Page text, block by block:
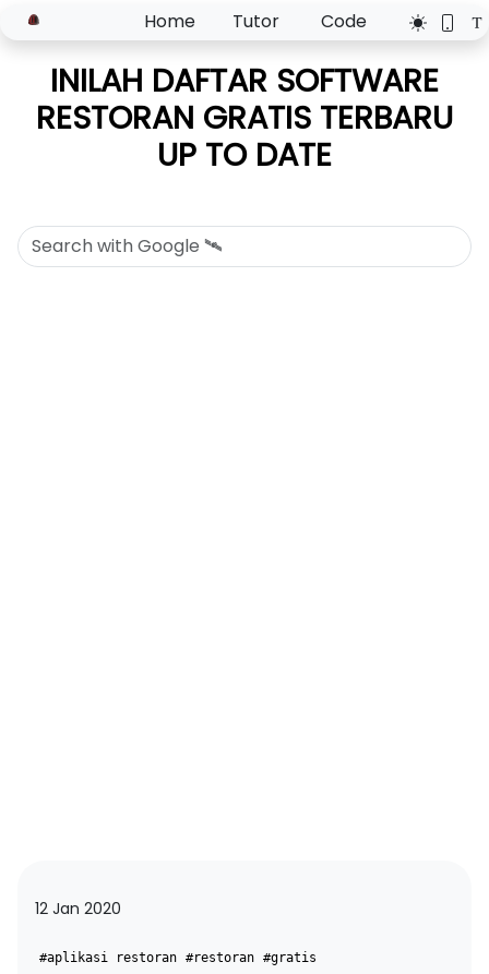
Home Tutor Code
INILAH DAFTAR SOFTWARE
RESTORAN GRATIS TERBARU
UP TO DATE
12 Jan 2020
#aplikasi restoran #restoran #gratis